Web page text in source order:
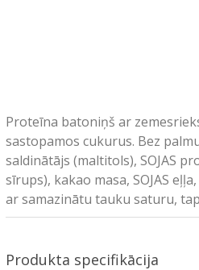
Proteīna batoniņš ar
sastopamos cukurus. Bez
saldinātājs (maltitols), SOJAS
sīrups), kakao masa, SOJAS
ar samazinātu tauku saturu,
Produkta specifikācija